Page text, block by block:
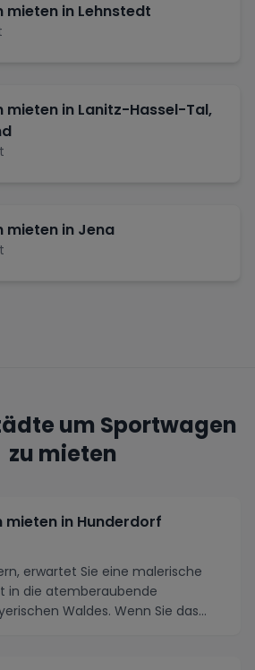
mieten in Lehnstedt
mieten in Lanitz-Hassel-Tal,
mieten in Jena
um Sportwagen
zu mieten
mieten in Hunderdorf
erwartet Sie eine malerische
in die atemberaubende
Waldes. Wenn Sie das